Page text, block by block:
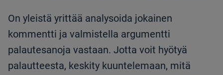
On yleistä yrittää analysoida jokainen
kommentti ja valmistella argumentti
palautesanoja vastaan. Jotta voit hyötyä
palautteesta, keskity kuuntelemaan, mitä